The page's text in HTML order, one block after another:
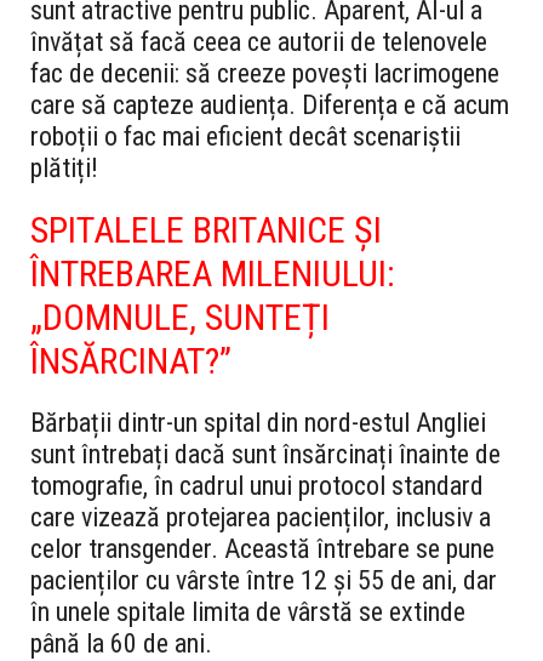
sunt atractive pentru public. Aparent, AI-ul a
învățat să facă ceea ce autorii de telenovele
fac de decenii: să creeze povești lacrimogene
care să capteze audiența. Diferența e că acum
roboții o fac mai eficient decât scenariștii
plătiți!
SPITALELE BRITANICE ȘI
ÎNTREBAREA MILENIULUI:
„DOMNULE, SUNTEȚI
ÎNSĂRCINAT?”
Bărbații dintr-un spital din nord-estul Angliei
sunt întrebați dacă sunt însărcinați înainte de
tomografie, în cadrul unui protocol standard
care vizează protejarea pacienților, inclusiv a
celor transgender. Această întrebare se pune
pacienților cu vârste între 12 și 55 de ani, dar
în unele spitale limita de vârstă se extinde
până la 60 de ani.